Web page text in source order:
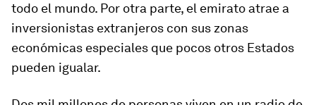
todo el mundo. Por otra parte, el emirato atrae a
inversionistas extranjeros con sus zonas
económicas especiales que pocos otros Estados
pueden igualar.